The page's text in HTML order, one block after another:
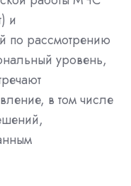
и
по рассмотрению
уровень,
в том числе